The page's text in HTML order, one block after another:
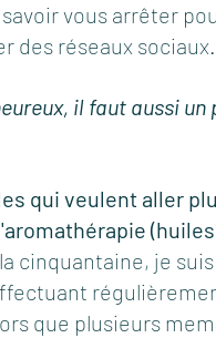
vous arrêter
des réseaux
, il faut aussi un
qui veulent aller
cinquantaine, je
que plusieurs